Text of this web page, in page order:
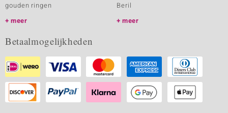
gouden ringen
meer
Beril
meer
Betaalmogelijkheden